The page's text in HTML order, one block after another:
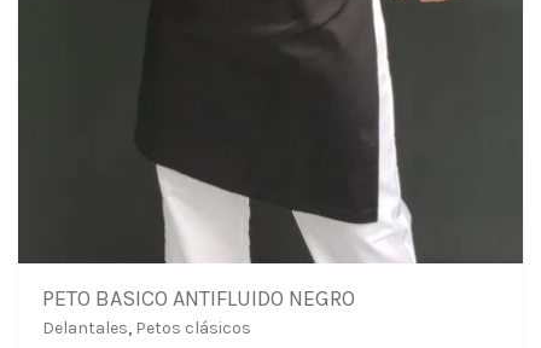
PETO BASICO ANTIFLUIDO NEGRO
Delantales, Petos clásicos